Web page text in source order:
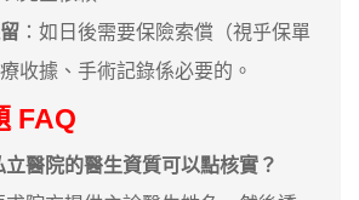
：如日後需要保險索償（視乎保單
收據、手術記錄係必要的。
FAQ
醫院的醫生資質可以點核實？